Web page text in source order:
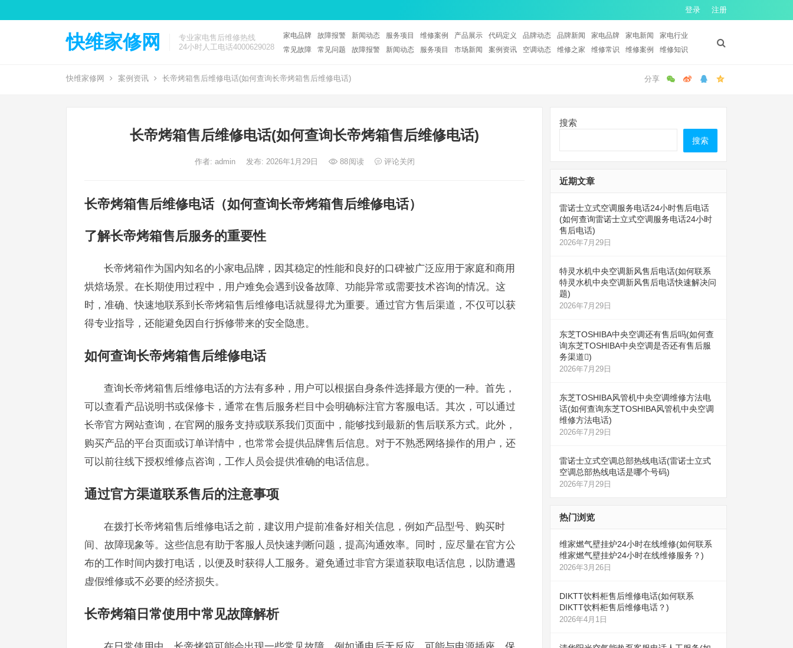
登录 注册
快维家修网
专业家电售后维修热线
24小时人工电话4000629028
家电品牌 故障报警 新闻动态 服务项目 维修案例 产品展示 代码定义 品牌动态 品牌新闻 家电品牌 家电新闻
家电行业
常见故障
常见问题 故障报警 新闻动态 服务项目 市场新闻 案例资讯 空调动态 维修之家 维修常识 维修案例 维修知识
快维家修网 案例资讯 长帝烤箱售后维修电话(如何查询长帝烤箱售后维修电话)
长帝烤箱售后维修电话(如何查询长帝烤箱售后维修电话)
作者: admin 发布: 2026年1月29日 88阅读 评论关闭
长帝烤箱售后维修电话（如何查询长帝烤箱售后维修电话）
了解长帝烤箱售后服务的重要性
长帝烤箱作为国内知名的小家电品牌，因其稳定的性能和良好的口碑被广泛应用于家庭和商用
烘焙场景。在长期使用过程中，用户难免会遇到设备故障、功能异常或需要技术咨询的情况。这
时，准确、快速地联系到长帝烤箱售后维修电话就显得尤为重要。通过官方售后渠道，不仅可以获
得专业指导，还能避免因自行拆修带来的安全隐患。
如何查询长帝烤箱售后维修电话
查询长帝烤箱售后维修电话的方法有多种，用户可以根据自身条件选择最方便的一种。首先，
可以查看产品说明书或保修卡，通常在售后服务栏目中会明确标注官方客服电话。其次，可以通过
长帝官方网站查询，在官网的服务支持或联系我们页面中，能够找到最新的售后联系方式。此外，
购买产品的平台页面或订单详情中，也常常会提供品牌售后信息。对于不熟悉网络操作的用户，还
可以前往线下授权维修点咨询，工作人员会提供准确的电话信息。
通过官方渠道联系售后的注意事项
在拨打长帝烤箱售后维修电话之前，建议用户提前准备好相关信息，例如产品型号、购买时
间、故障现象等。这些信息有助于客服人员快速判断问题，提高沟通效率。同时，应尽量在官方公
布的工作时间内拨打电话，以便及时获得人工服务。避免通过非官方渠道获取电话信息，以防遭遇
虚假维修或不必要的经济损失。
长帝烤箱日常使用中常见故障解析
搜索
搜索
近期文章
雷诺士立式空调服务电话24小时售后电话
(如何查询雷诺士立式空调服务电话24小时
售后电话)
2026年7月29日
特灵水机中央空调新风售后电话(如何联系
特灵水机中央空调新风售后电话快速解决问
题)
2026年7月29日
东芝TOSHIBA中央空调还有售后吗(如何查
询东芝TOSHIBA中央空调是否还有售后服
务渠道)
2026年7月29日
东芝TOSHIBA风管机中央空调维修方法电
话(如何查询东芝TOSHIBA风管机中央空调
维修方法电话)
2026年7月29日
雷诺士立式空调总部热线电话(雷诺士立式
空调总部热线电话是哪个号码)
2026年7月29日
热门浏览
维家燃气壁挂炉24小时在线维修(如何联系
维家燃气壁挂炉24小时在线维修服务？)
2026年3月26日
DIKTT饮料柜售后维修电话(如何联系
DIKTT饮料柜售后维修电话？)
2026年4月1日